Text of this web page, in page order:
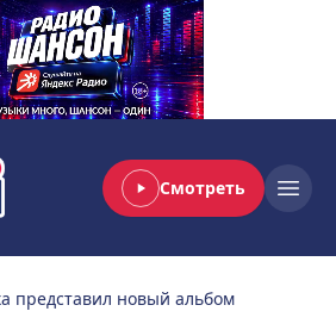
Смотреть
представил новый альбом